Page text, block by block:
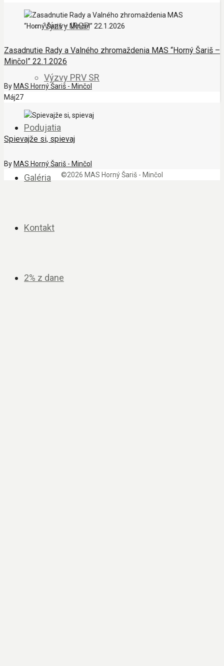
Výzvy IROP
Výzvy PRV SR
Podujatia
Galéria
Kontakt
2% z dane
Zasadnutie Rady a Valného zhromaždenia MAS “Horný Šariš –
Minčol” 22.1.2026
By MAS Horný Šariš - Minčol
Máj27
Spievajže si, spievaj
By MAS Horný Šariš - Minčol
©2026 MAS Horný Šariš - Minčol